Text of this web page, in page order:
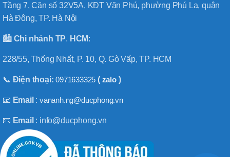
Tầng 7, Căn số 32V5A, KĐT Văn Phú, phường Phú La, quận
Hà Đông, TP. Hà Nội
🏙️ Chi nhánh TP. HCM:
228/55, Thống Nhất, P. 10, Q. Gò Vấp, TP. HCM
📞 Điện thoại:0971633325 ( zalo)
📧 Email :vananh.ng@ducphong.vn
📧 Email : info@ducphong.vn